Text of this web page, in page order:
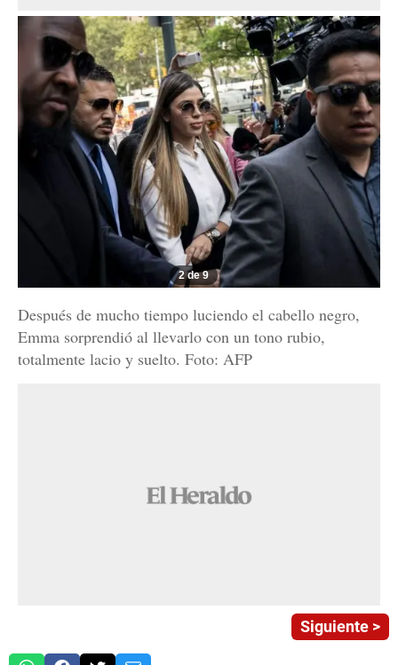
2 de 9
Después de mucho tiempo luciendo el cabello negro,
Emma sorprendió al llevarlo con un tono rubio,
totalmente lacio y suelto. Foto: AFP
Siguiente >